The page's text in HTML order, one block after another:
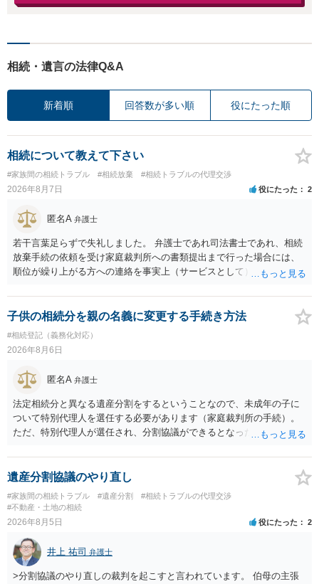
相続・遺言の法律Q&A
新着順 回答数が多い順 役にたった順
相続について教えて下さい
#家族間の相続トラブル #相続放棄 #相続トラブルの代理交渉
2026年8月7日 役にたった 2
匿名A 弁護士
若干言葉足らずで失礼しました。 弁護士であれ司法書士であれ、相続
放棄手続の依頼を受け家庭裁判所への書類提出まで行った場合には、
順位が繰り上がる方への連絡を事実上（サービスとして）行うことは
できない、という意味でした。
子供の相続分を親の名義に変更する手続き方法
#相続登記（義務化対応）
2026年8月6日
匿名A 弁護士
法定相続分と異なる遺産分割をするということなので、未成年の子に
ついて特別代理人を選任する必要があります（家庭裁判所の手続）。
ただ、特別代理人が選任され、分割協議ができるとなったとしても、
の権利も守られなければならないからです。 相続財産全体で、未成年
者の権利が守られているかどうかを判断しなければなりません。 単
に、未成年者を今後養育するのは、自分だからという理由では、法定
相続分以上に多くの遺産を取得することができるというわけではあり
ません。
遺産分割協議のやり直し
#家族間の相続トラブル #遺産分割
#相続トラブルの代理交渉
#不動産・土地の相続
2026年8月5日 役にたった 2
井上 祐司 弁護士
>分割協議のやり直しの裁判を起こすと言われています。 伯母の主張